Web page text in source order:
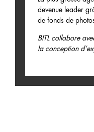
devenue leader
de fonds de
BITL collabore
la conception